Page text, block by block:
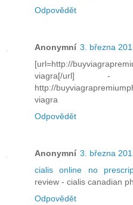
Odpovědět
Anonymní 3. března
[url=http://
viagra[/url]
http://
viagra
Odpovědět
Anonymní 3. března
cialis online no
review - cialis canadian
Odpovědět